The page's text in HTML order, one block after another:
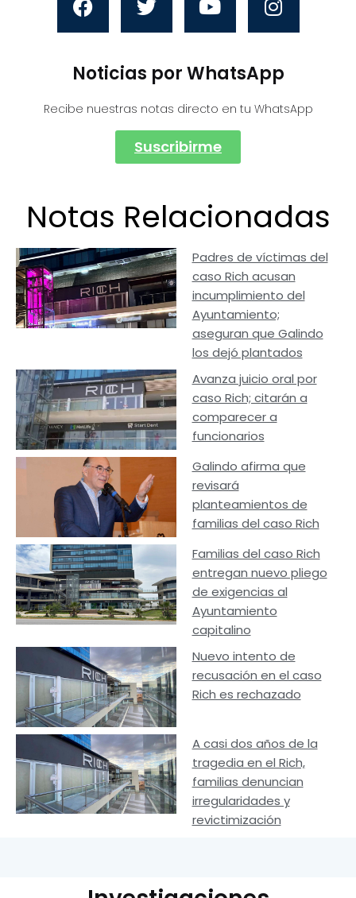
Noticias por WhatsApp
Recibe nuestras notas directo en tu WhatsApp
Suscribirme
Notas Relacionadas
Padres de víctimas del
caso Rich acusan
incumplimiento del
Ayuntamiento;
aseguran que Galindo
los dejó plantados
Avanza juicio oral por
caso Rich; citarán a
comparecer a
funcionarios
Galindo afirma que
revisará
planteamientos de
familias del caso Rich
Familias del caso Rich
entregan nuevo pliego
de exigencias al
Ayuntamiento
capitalino
Nuevo intento de
recusación en el caso
Rich es rechazado
A casi dos años de la
tragedia en el Rich,
familias denuncian
irregularidades y
revictimización